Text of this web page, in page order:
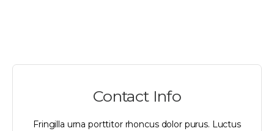
Contact Info
Fringilla urna porttitor rhoncus dolor purus. Luctus